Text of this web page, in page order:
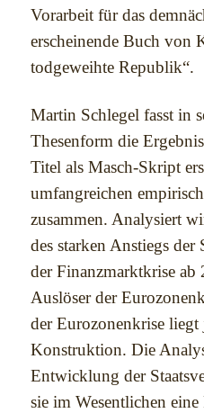
Vorarbeit für das
erscheinende Buch von
todgeweihte Republik“.
Martin Schlegel fasst in
Thesenform die
Titel als Masch-Skript
umfangreichen
zusammen. Analysiert
des starken Anstiegs
der Finanzmarktkrise
Auslöser der
der Eurozonenkrise
Konstruktion. Die
Entwicklung der
sie im Wesentlichen